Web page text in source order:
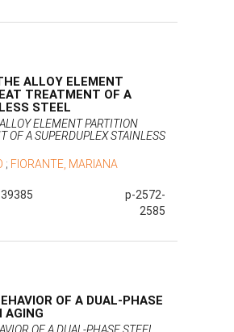
ALLOY ELEMENT
TREATMENT OF A
STEEL
ELEMENT PARTITION
OF A SUPERDUPLEX STAINLESS
; FIORANTE, MARIANA
p-2572-
2585
OF A DUAL-PHASE
AGING